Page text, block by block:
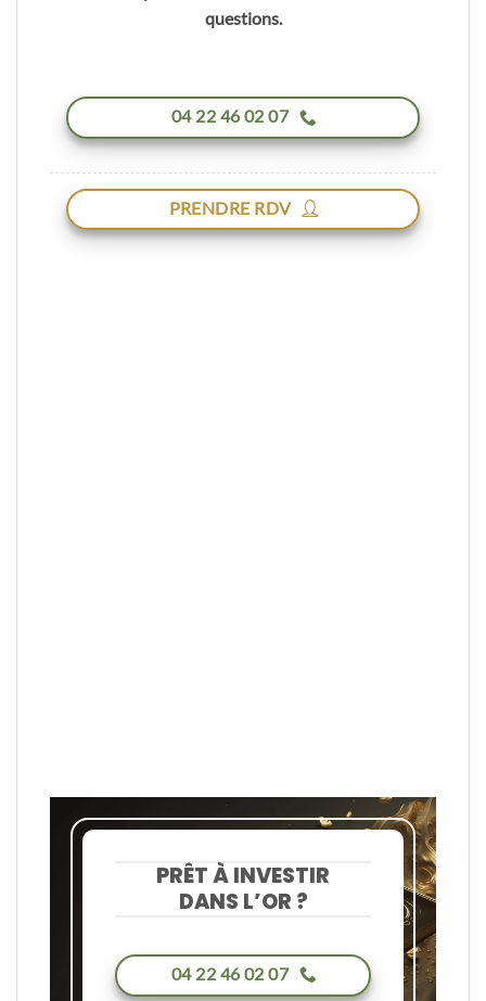
questions.
04 22 46 02 07
PRENDRE RDV
PRÊT À INVESTIR
DANS L’OR ?
04 22 46 02 07